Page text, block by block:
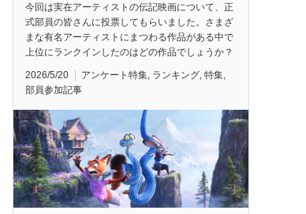
今回は実在アーティストの伝記映画について、正
式部員の皆さんに投票してもらいました。さまざ
まな有名アーティストにまつわる作品がある中で
上位にランクインしたのはどの作品でしょうか？
2026/5/20 アンケート特集, ランキング, 特集,
部員参加記事